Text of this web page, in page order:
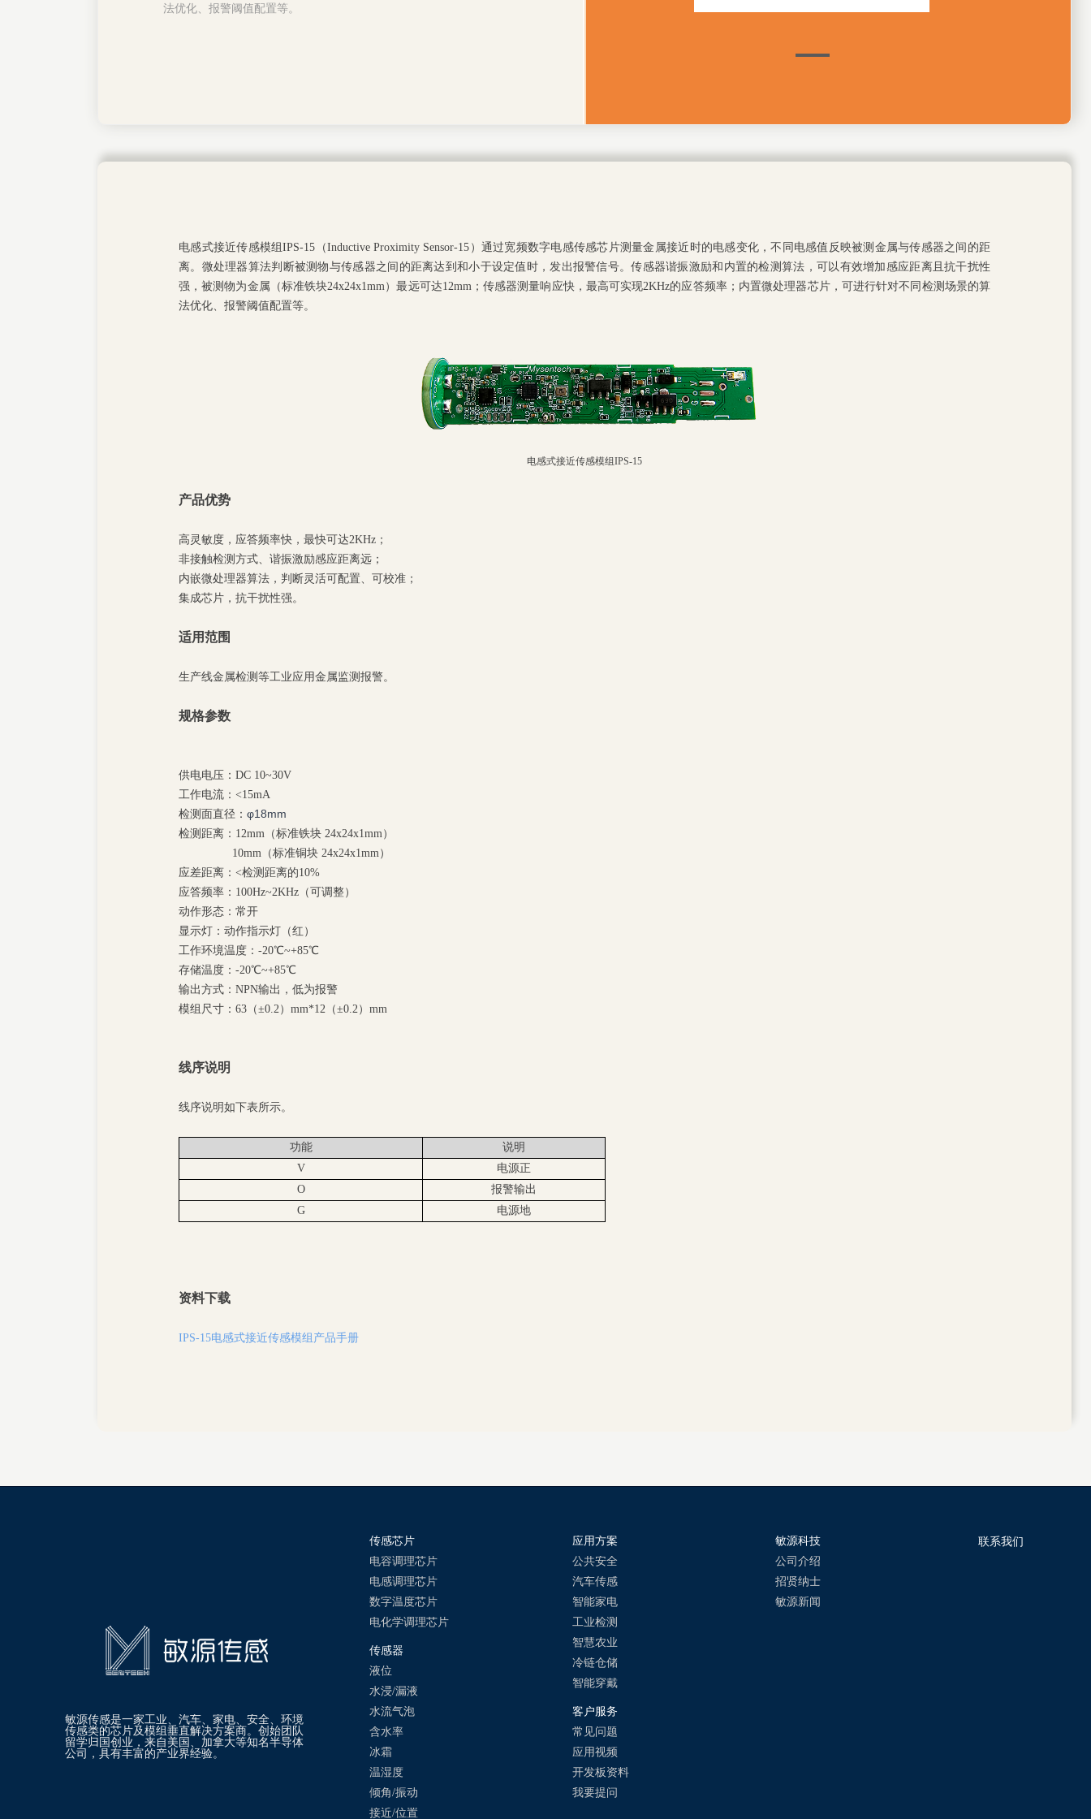
电感式接近传感模组IPS-15（Inductive Proximity Sensor-15）通过宽频数字电感传感芯片测量金属接近时的电感变化，不同电感值反映被测金属与传感器之间的距
离。微处理器算法判断被测物与传感器之间的距离达到和小于设定值时，发出报警信号。传感器谐振激励和内置的检测算法，可以有效增加感应距离且抗干扰性
强，被测物为金属（标准铁块24x24x1mm）最远可达12mm；传感器测量响应快，最高可实现2KHz的应答频率；内置微处理器芯片，可进行针对不同检测场景的算
法优化、报警阈值配置等。
电感式接近传感模组IPS-15
产品优势
高灵敏度，应答频率快，最快可达2KHz；
非接触检测方式、谐振激励感应距离远；
内嵌微处理器算法，判断灵活可配置、可校准；
集成芯片，抗干扰性强。
适用范围
生产线金属检测等工业应用金属监测报警。
规格参数
供电电压：DC 10~30V
工作电流：<1 5mA
检测面直径： φ18mm
检测距离：12mm（标准铁块 24x24x1 mm）
10mm（标准铜块 24x24x1mm）
应差距离：<检测距离的10%
应答频率：100Hz~2KHz（可调整）
动作形态：常开
显示灯：动作指示灯（红）
工作环境温度： -20℃~+85℃
存储温度： -20℃~+85℃
输出方式：NPN输出，低为报警
模组尺寸： 63 （±0.2）mm*12 （±0.2）mm
线序说明
线序说明如下表所示。
功能
说明
V
电源正
O
报警输出
G
电源地
资料下载
IPS-15电感式接近传感模组产品手册
法优化、报警阈值配置等。
敏源传感是一家工业、汽车、家电、安全、环境
传感类的芯片及模组垂直解决方案商。创始团队
留学归国创业，来自美国、加拿大等知名半导体
公司，具有丰富的产业界经验。
传感芯片
电容调理芯片
电感调理芯片
数字温度芯片
电化学调理芯片
传感器
液位
水浸/漏液
水流气泡
含水率
冰霜
温湿度
倾角/振动
接近/位置
应用方案
公共安全
汽车传感
智能家电
工业检测
智慧农业
冷链仓储
智能穿戴
客户服务
常见问题
应用视频
开发板资料
我要提问
敏源科技
公司介绍
招贤纳士
敏源新闻
联系我们